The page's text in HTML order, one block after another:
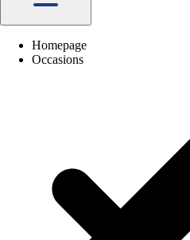
Homepage
Occasions